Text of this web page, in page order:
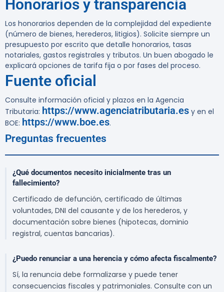
Honorarios y transparencia
Los honorarios dependen de la complejidad del expediente
(número de bienes, herederos, litigios). Solicite siempre un
presupuesto por escrito que detalle honorarios, tasas
notariales, gastos registrales y tributos. Un buen abogado le
explicará opciones de tarifa fija o por fases del proceso.
Fuente oficial
Consulte información oficial y plazos en la Agencia
Tributaria: https://www.agenciatributaria.es y en el
BOE: https://www.boe.es.
Preguntas frecuentes
¿Qué documentos necesito inicialmente tras un
fallecimiento?
Certificado de defunción, certificado de últimas
voluntades, DNI del causante y de los herederos, y
documentación sobre bienes (hipotecas, dominio
registral, cuentas bancarias).
¿Puedo renunciar a una herencia y cómo afecta fiscalmente?
Sí, la renuncia debe formalizarse y puede tener
consecuencias fiscales y patrimoniales. Consulte con un